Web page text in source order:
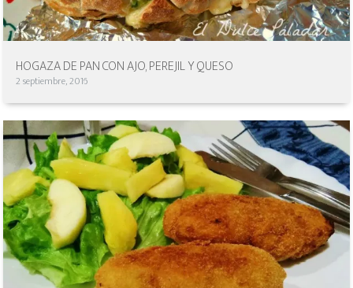
HOGAZA DE PAN CON AJO, PEREJIL Y QUESO
2 septiembre, 2016